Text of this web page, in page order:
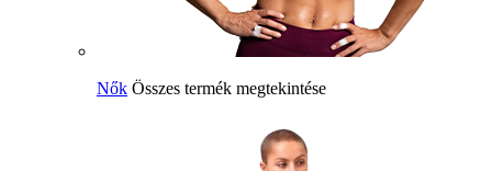
Nők Összes termék megtekintése